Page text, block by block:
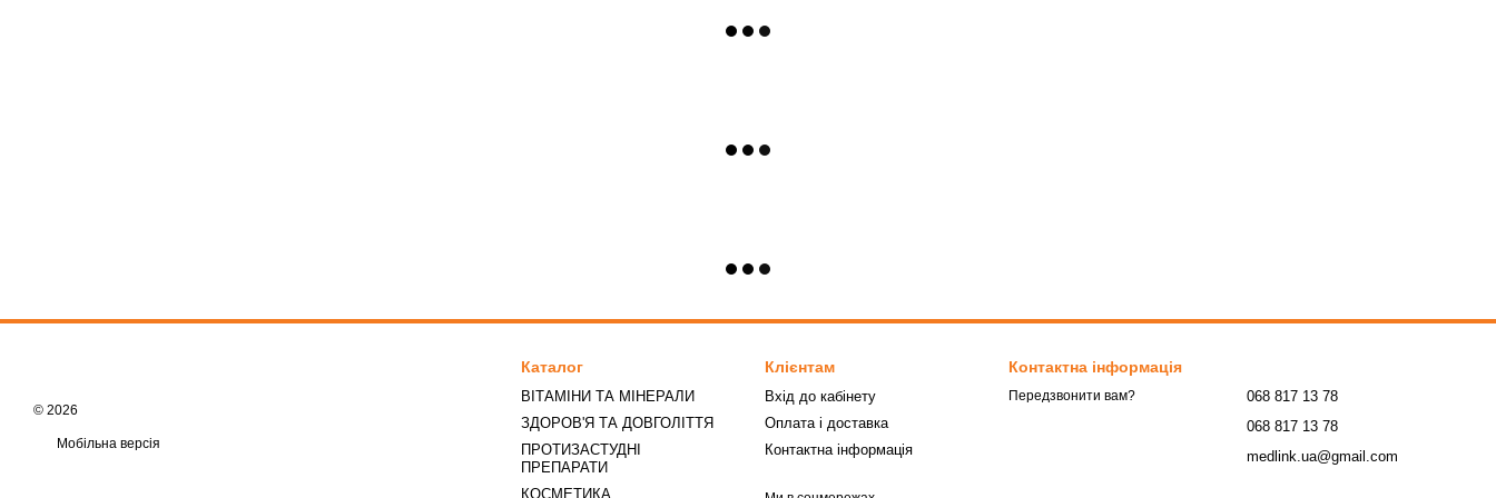
© 2026
Мобільна версія
Каталог
ВІТАМІНИ ТА МІНЕРАЛИ
ЗДОРОВ'Я ТА ДОВГОЛІТТЯ
ПРОТИЗАСТУДНІ
ПРЕПАРАТИ
КОСМЕТИКА
Клієнтам
Вхід до кабінету
Оплата і доставка
Контактна інформація
Контактна інформація
Передзвонити вам?
068 817 13 78
068 817 13 78
medlink.ua@gmail.com